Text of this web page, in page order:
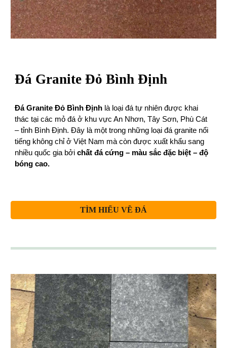
Đá Granite Đỏ Bình Định
Đá Granite Đỏ Bình Định là loại đá tự nhiên được khai
thác tại các mỏ đá ở khu vực An Nhơn, Tây Sơn, Phù Cát
– tỉnh Bình Định. Đây là một trong những loại đá granite nổi
tiếng không chỉ ở Việt Nam mà còn được xuất khẩu sang
nhiều quốc gia bởichất đá cứng – màu sắc đặc biệt – độ
bóng cao.
TÌM HIỂU VỀ ĐÁ